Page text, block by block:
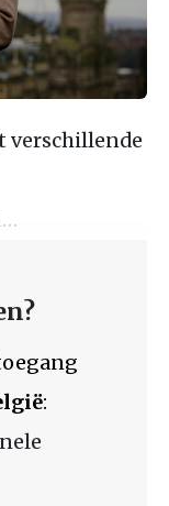
verschillende
: